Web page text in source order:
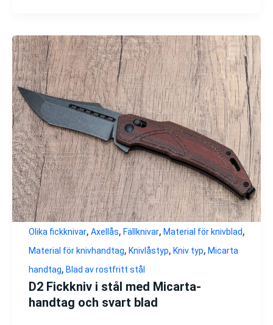
Olika fickknivar, Axellås, Fällknivar, Material för knivblad,
Material för knivhandtag, Knivlåstyp, Kniv typ, Micarta
handtag, Blad av rostfritt stål
D2 Fickkniv i stål med Micarta-
handtag och svart blad